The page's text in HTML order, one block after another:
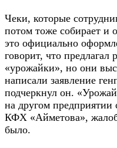
Чеки, которые
потом тоже собирает и
это официально
говорит, что предлагал
«урожайки», но они
написали заявление
подчеркнул он.
на другом
КФХ «Айметова»,
было.